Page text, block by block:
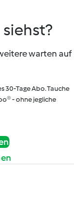
warten auf
30-Tage Abo. Tauche
- ohne jegliche